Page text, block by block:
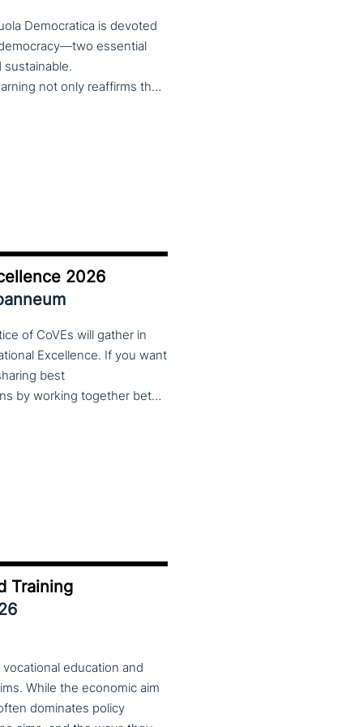
Democratica is devoted
essential
sustainable.
The theme Learning for Democracy/Democracy for Learning not only reaffirms the enduring significance of democratic values but also calls for their critical rethinking and their concrete realization in everyday educational and social practices. In a global landscape marked by democratic backsliding, widening inequalities, and accelerated digital transformation, it has become imperative to reconsider how education and democracy can be reconnected to cultivate conscious, critical, and actively engaged citizens. The Conference brings together Italian and international scholars and researchers in a broad, multidisciplinary conversation aimed at reimagining education and training as instruments of emancipation and as living practices of democratic citizenship—rooted in the present, yet responsibly oriented toward the future.
2026
of CoVEs will gather in
Excellence. If you want
best
practices, lessons learned and finding creative solutions by working together between VET providers, companies and governments, make sure to put these dates in your calendar. More information about this event will follow in early 2026. Keep an eye on the CoP CoVEs linkedin page and their website (below) for further announcements.
Training
education and
While the economic aim
dominates policy